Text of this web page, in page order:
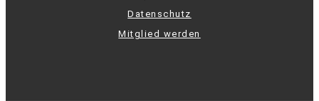
Datenschutz
Mitglied werden